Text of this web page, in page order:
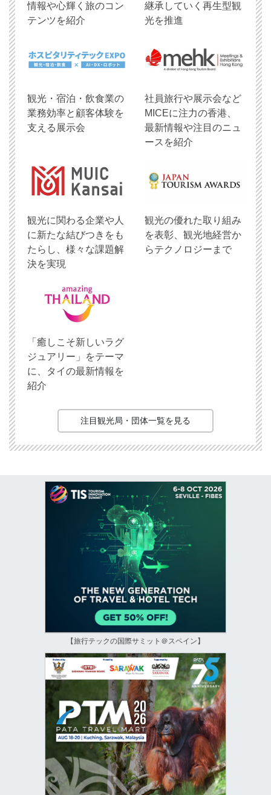
情報や心輝く旅のコン
テンツを紹介
継承していく再生型観
光を推進
観光・宿泊・飲食業の
業務効率と顧客体験を
支える展示会
社員旅行や展示会など
MICEに注力の香港、
最新情報や注目のニュ
ースを紹介
観光に関わる企業や人
に新たな結びつきをも
たらし、様々な課題解
決を実現
観光の優れた取り組み
を表彰、観光地経営か
らテクノロジーまで
「癒しこそ新しいラグ
ジュアリー」をテーマ
に、タイの最新情報を
紹介
注目観光局・団体一覧を見る
【旅行テックの国際サミット＠スペイン】